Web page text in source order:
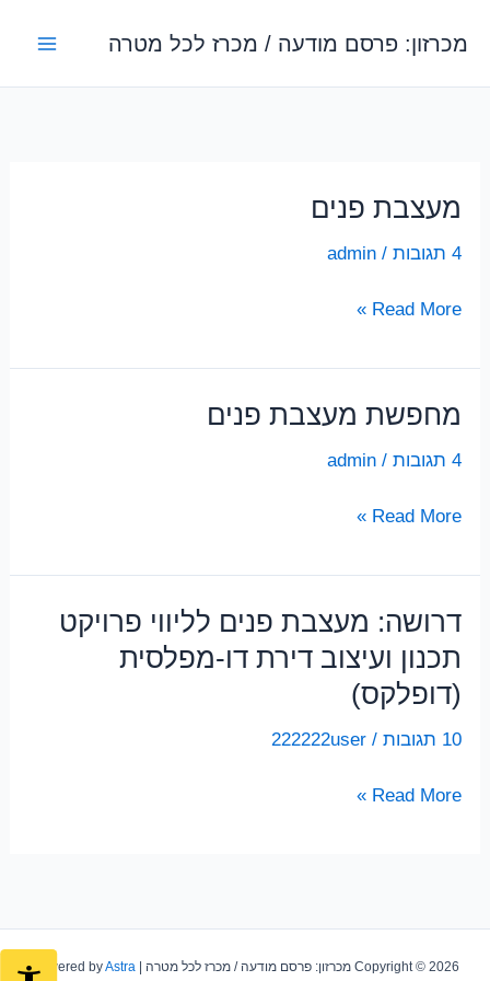
לתוכןמכרזון: פרסם מודעה / מכרז לכל מטרה
מעצבת פנים
4 תגובות /
admin
מעצבת
Read More »
מחפשת מעצבת פנים
4 תגובות /
admin
מחפשת
פנים
Read More »
דרושה: מעצבת פנים לליווי פרויקט
תכנון ועיצוב דירת דו-מפלסית
(דופלקס)
10 תגובות /
222222user
דרושה:
Read More »
Copyright © 2026 מכרזון: פרסם מודעה / מכרז לכל מטרה | Powered by Astra